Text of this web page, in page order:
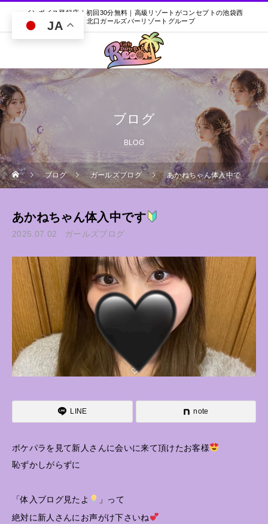
インボイス登録店｜初回30分無料｜高級リゾートがコンセプトの池袋西
口・北口ガールズバーリゾートグループ
ブログ
BLOG
ブログ ガールズブログ あかねちゃん体入中です
あかねちゃん体入中です
2025.07.02 ガールズブログ
LINE note
ポケパラを見て新人さんに会いに来て頂けたお客様
恥ずかしがらずに
「体入ブログ見たよ
」って
絶対に新人さんにお声がけ下さいね
JA